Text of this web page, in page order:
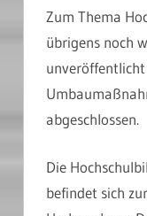
Zum Thema
übrigens noch
abgeschlossen.
Die
befindet sich